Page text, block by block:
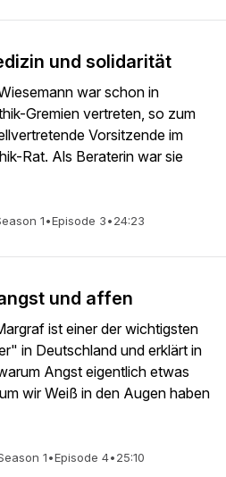
und solidarität
war schon in
Gremien vertreten, so zum
Vorsitzende im
Rat. Als Beraterin war sie
1•Episode 3•24:23
und affen
ist einer der wichtigsten
in Deutschland und erklärt in
Angst eigentlich etwas
wir Weiß in den Augen haben
1•Episode 4•25:10